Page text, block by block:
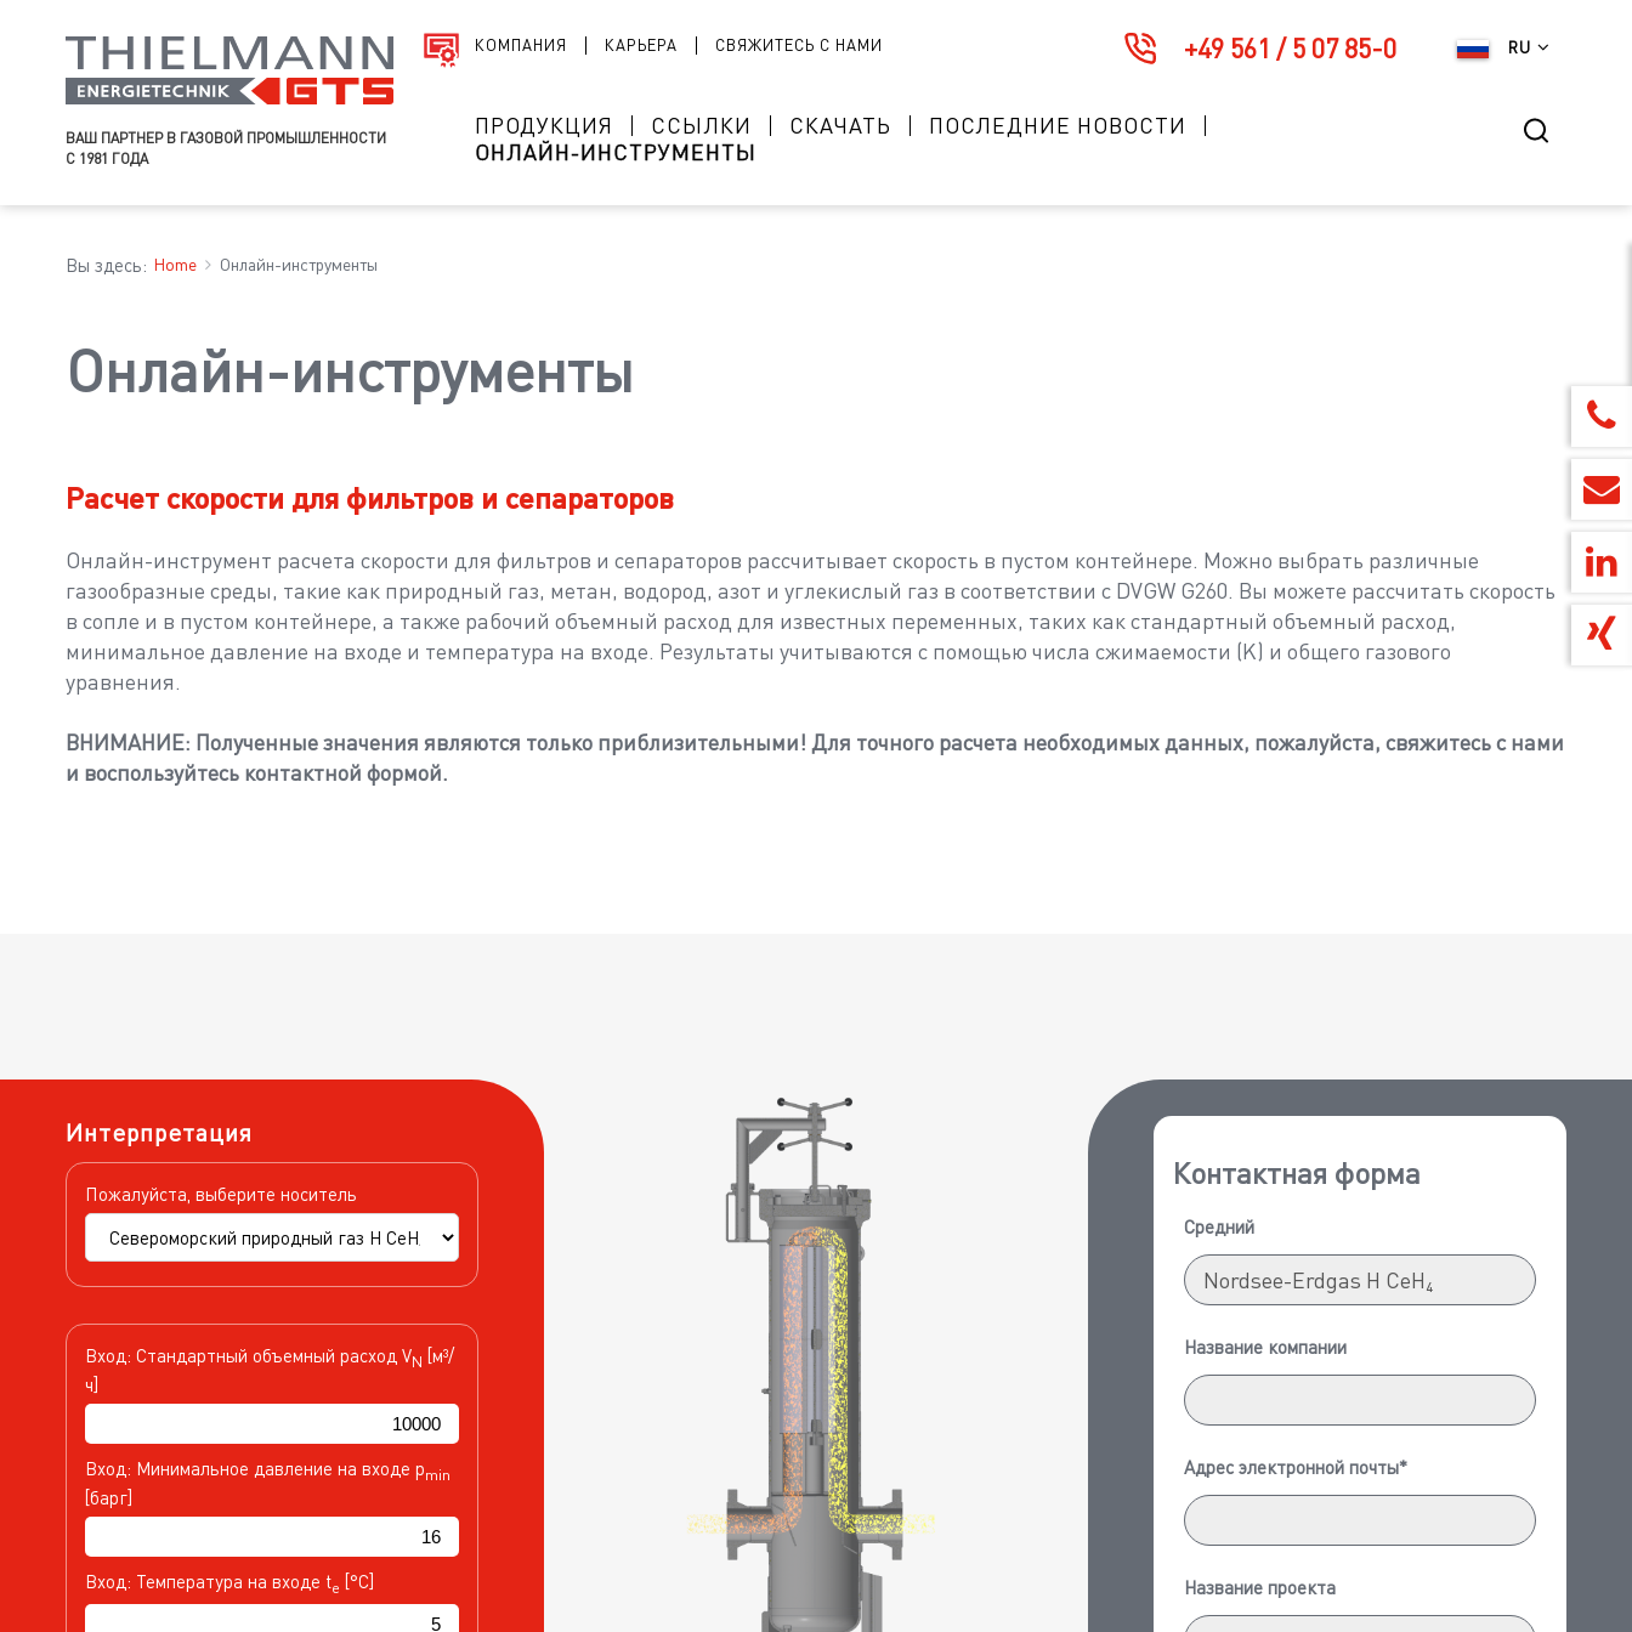
ВАШ ПАРТНЕР В ГАЗОВОЙ ПРОМЫШЛЕННОСТИ
С 1981 ГОДА
КОМПАНИЯ КАРЬЕРА СВЯЖИТЕСЬ С НАМИ RU
+49 561 / 5 07 85-0
ПРОДУКЦИЯ ССЫЛКИ СКАЧАТЬ
ПОСЛЕДНИЕ НОВОСТИ
ОНЛАЙН-ИНСТРУМЕНТЫ
Вы здесь: Home Онлайн-инструменты
Онлайн-инструменты
Расчет скорости для фильтров и сепараторов
Онлайн-инструмент расчета скорости для фильтров и сепараторов рассчитывает скорость в пустом контейнере. Можно выбрать различные
газообразные среды, такие как природный газ, метан, водород, азот и углекислый газ в соответствии с DVGW G260. Вы можете рассчитать скорость
в сопле и в пустом контейнере, а также рабочий объемный расход для известных переменных, таких как стандартный объемный расход,
минимальное давление на входе и температура на входе. Результаты учитываются с помощью числа сжимаемости (K) и общего газового
уравнения.
ВНИМАНИЕ: Полученные значения являются только приблизительными! Для точного расчета необходимых данных, пожалуйста, свяжитесь с нами
и воспользуйтесь контактной формой.
Интерпретация
Пожалуйста, выберите носитель
Вход: Стандартный объемный расход VN [м³/
ч]
Вход: Минимальное давление на входе pmin
[барг]
Вход: Температура на входе te [°C]
Контактная форма
Средний
Название компании
Адрес электронной почты*
Название проекта